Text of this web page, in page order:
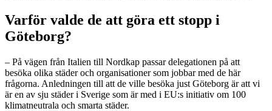
Varför valde de att göra ett stopp i
Göteborg?
– På vägen från Italien till Nordkap passar delegationen på att
besöka olika städer och organisationer som jobbar med de här
frågorna. Anledningen till att de ville besöka just Göteborg är att vi
är en av sju städer i Sverige som är med i EU:s initiativ om 100
klimatneutrala och smarta städer.